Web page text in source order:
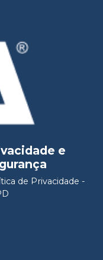
e
de Privacidade -